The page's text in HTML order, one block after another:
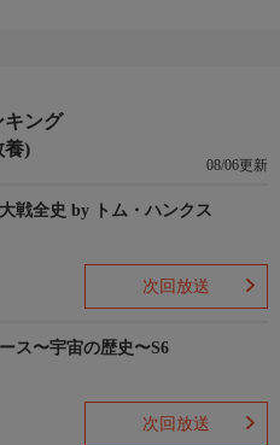
キング
養)
08/06更新
戦全史 by トム・ハンクス
次回放送
ス〜宇宙の歴史〜S6
次回放送